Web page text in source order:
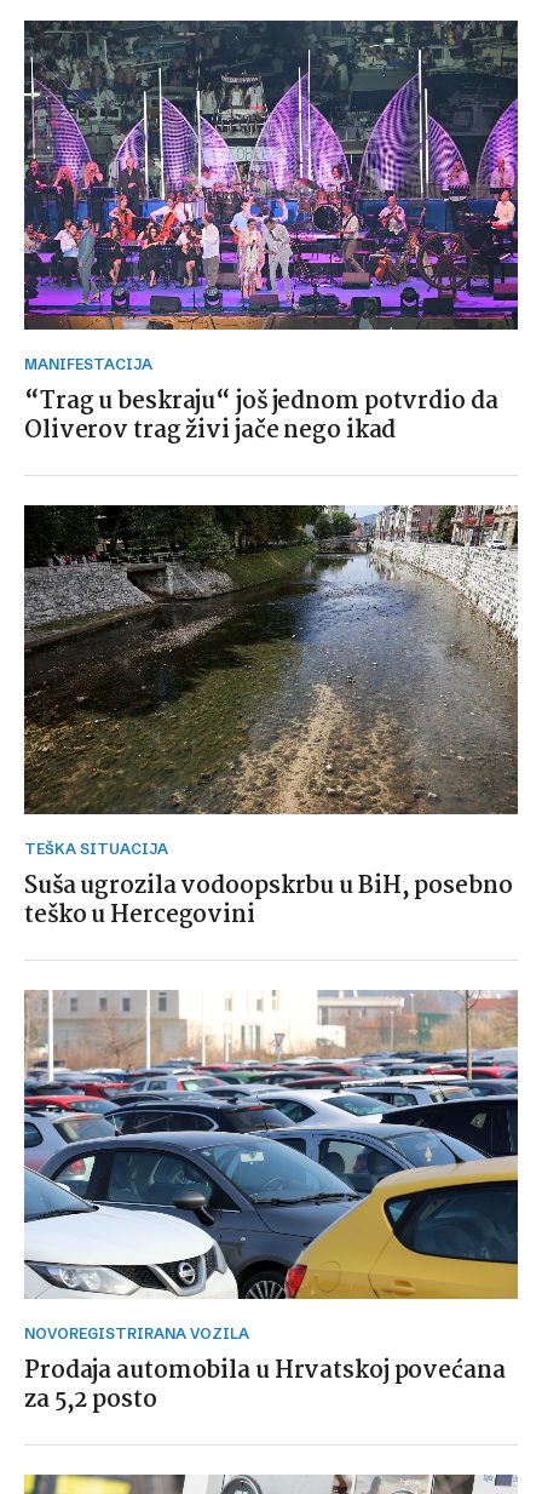
MANIFESTACIJA
“Trag u beskraju“ još jednom potvrdio da
Oliverov trag živi jače nego ikad
TEŠKA SITUACIJA
Suša ugrozila vodoopskrbu u BiH, posebno
teško u Hercegovini
NOVOREGISTRIRANA VOZILA
Prodaja automobila u Hrvatskoj povećana
za 5,2 posto